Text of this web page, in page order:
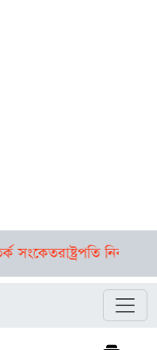
রাষ্ট্রপতি নির্বাচনের